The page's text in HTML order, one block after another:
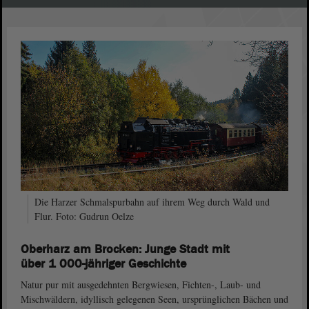
Die Harzer Schmalspurbahn auf ihrem Weg durch Wald und
Flur. Foto: Gudrun Oelze
Oberharz am Brocken: Junge Stadt mit
über 1 000-jähriger Geschichte
Natur pur mit ausgedehnten Bergwiesen, Fichten-, Laub- und
Mischwäldern, idyllisch gelegenen Seen, ursprünglichen Bächen und